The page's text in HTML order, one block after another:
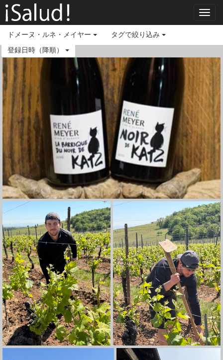
ドメーヌ・ルネ・メイヤー
タグで絞り込み
登録日時（降順）